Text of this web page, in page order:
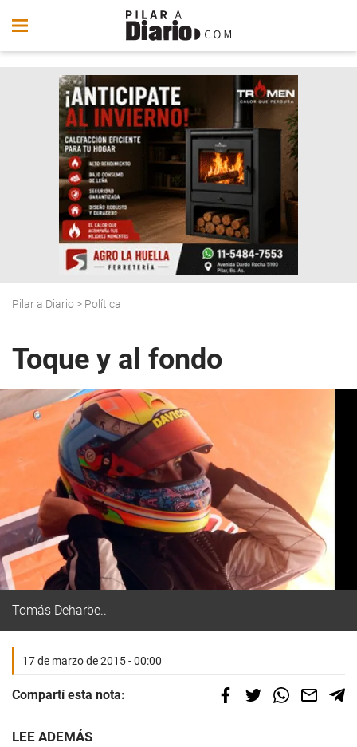
Pilar a Diario > Política
Toque y al fondo
Tomás Deharbe..
17 de marzo de 2015 - 00:00
Compartí esta nota:
LEE ADEMÁS